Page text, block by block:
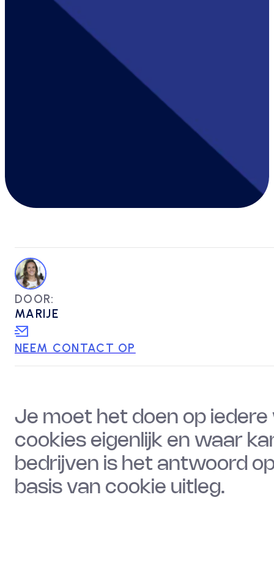
DOOR:
MARIJE
NEEM CONTACT OP
Je moet het doen op
cookies eigenlijk en waar
bedrijven is het antwoord
basis van cookie uitleg.